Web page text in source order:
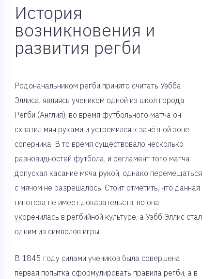
История
возникновения и
развития регби
Родоначальником регби принято считать Уэбба
Эллиса, являясь учеником одной из школ города
Регби (Англия), во время футбольного матча он
схватил мяч руками и устремился к зачётной зоне
соперника. В то время существовало несколько
разновидностей футбола, и регламент того матча
допускал касание мяча рукой, однако перемещаться
с мячом не разрешалось. Стоит отметить, что данная
гипотеза не имеет доказательств, но она
укоренилась в регбийной культуре, а Уэбб Эллис стал
одним из символов игры.
В 1845 году силами учеников была совершена
первая попытка сформулировать правила регби, а в